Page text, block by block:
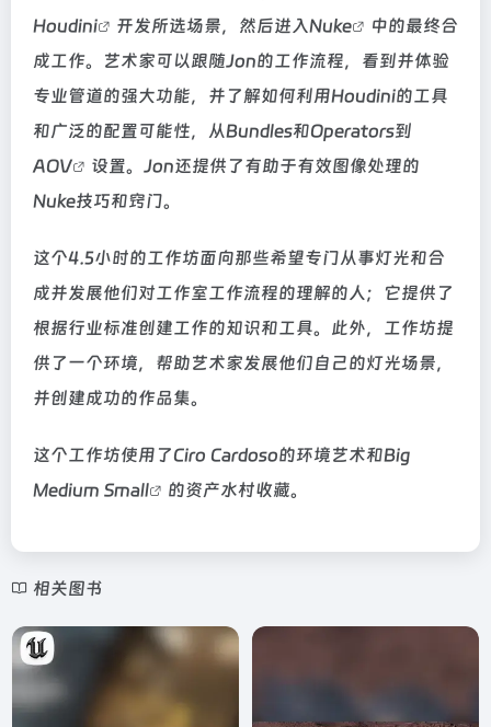
Houdini
开发所选场景，然后进入Nuke
中的最终合
成工作。艺术家可以跟随Jon的工作流程，看到并体验
专业管道的强大功能，并了解如何利用Houdini的工具
和广泛的配置可能性，从Bundles和Operators到
AOV
设置。Jon还提供了有助于有效图像处理的
Nuke技巧和窍门。
这个4.5小时的工作坊面向那些希望专门从事灯光和合
成并发展他们对工作室工作流程的理解的人；它提供了
根据行业标准创建工作的知识和工具。此外，工作坊提
供了一个环境，帮助艺术家发展他们自己的灯光场景，
并创建成功的作品集。
这个工作坊使用了Ciro Cardoso的环境艺术和Big
Medium Small
的资产水村收藏。
相关图书